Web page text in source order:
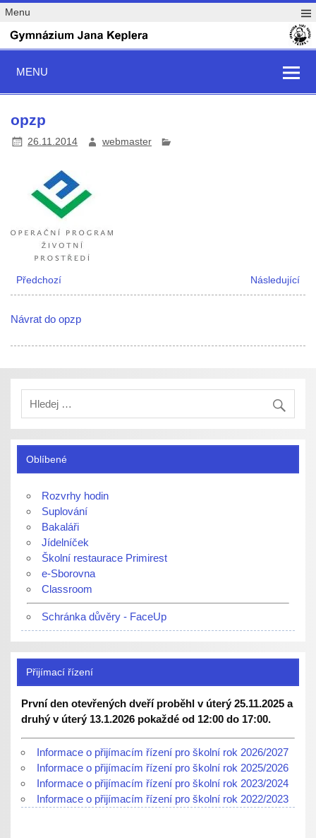
Menu
MENU
opzp
26.11.2014 webmaster
Předchozí Následující
Návrat do opzp
Oblíbené
Rozvrhy hodin
Suplování
Bakaláři
Jídelníček
Školní restaurace Primirest
e-Sborovna
Classroom
Schránka důvěry - FaceUp
Přijímací řízení
První den otevřených dveří proběhl v úterý 25.11.2025 a
druhý v úterý 13.1.2026 pokaždé od 12:00 do 17:00.
Informace o přijímacím řízení pro školní rok 2026/2027
Informace o přijímacím řízení pro školní rok 2025/2026
Informace o přijímacím řízení pro školní rok 2023/2024
Informace o přijímacím řízení pro školní rok 2022/2023